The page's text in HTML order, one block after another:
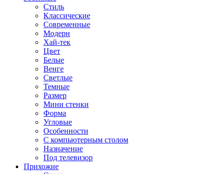
Стиль
Классические
Современные
Модерн
Хай-тек
Цвет
Белые
Венге
Светлые
Темные
Размер
Мини стенки
Форма
Угловые
Особенности
С компьютерным столом
Назначение
Под телевизор
Прихожие